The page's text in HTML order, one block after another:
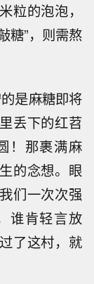
粒的泡泡，
糖”，则需熬
是麻糖即将
丢下的红苕
！那裹满麻
的念想。眼
们一次次强
谁肯轻言放
了这村，就